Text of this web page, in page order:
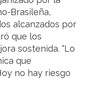
Brasileña,
alcanzados por
que los
sostenida. “Lo
que
no hay riesgo